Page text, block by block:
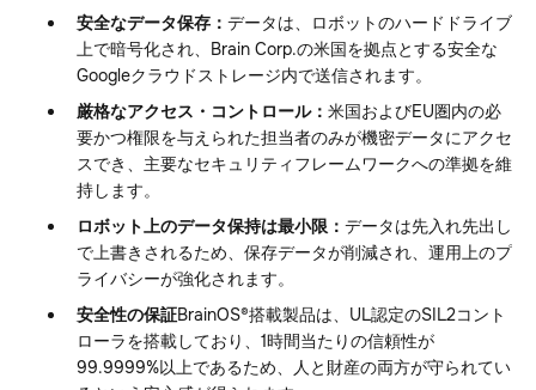
安全なデータ保存： データは、ロボットのハードドライブ
上で暗号化され、Brain Corp.の米国を拠点とする安全な
Googleクラウドストレージ内で送信されます。
厳格なアクセス・コントロール： 米国およびEU圏内の必
要かつ権限を与えられた担当者のみが機密データにアクセ
スでき、主要なセキュリティフレームワークへの準拠を維
持します。
ロボット上のデータ保持は最小限： データは先入れ先出し
で上書きされるため、保存データが削減され、運用上のプ
ライバシーが強化されます。
安全性の保証BrainOS®搭載製品は、UL認定のSIL2コント
ローラを搭載しており、1時間当たりの信頼性が
99.9999%以上であるため、人と財産の両方が守られてい